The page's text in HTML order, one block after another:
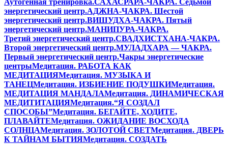
Аутогенная тренировка.САХАСРАРА-ЧАКРА. Седьмой
энергетический центр.АДЖНА-ЧАКРА. Шестой
энергетический центр.ВИШУДХА-ЧАКРА. Пятый
энергетический центр.МАНИПУРА-ЧАКРА.
Третий энергетический центр.СВАДХИСТХАНА-ЧАКРА.
Второй энергетический центр.МУЛАДХАРА — ЧАКРА.
Первый энергетический центр.Чакры энергетические
центрыМедитация. РАБОТА КАК
МЕДИТАЦИЯМедитация. МУЗЫКА И
ТАНЕЦМедитация. ИЗБИЕНИЕ ПОДУШКИМедитация.
МЕДИТАЦИЯ МАНДАЛАМедитация. ДИНАМИЧЕСКАЯ
МЕДИТИТАЦИЯМедитация.“Я СОЗДАЛ
СПОСОБЫ”Медитация. БЕГАЙТЕ, ХОДИТЕ,
ПЛАВАЙТЕМедитация. ОЖИДАНИЕ ВОСХОДА
СОЛНЦАМедитация. ЗОЛОТОЙ СВЕТМедитация. ДВЕРЬ
К ТАЙНАМ БЫТИЯМедитация. СОЗДАТЬ